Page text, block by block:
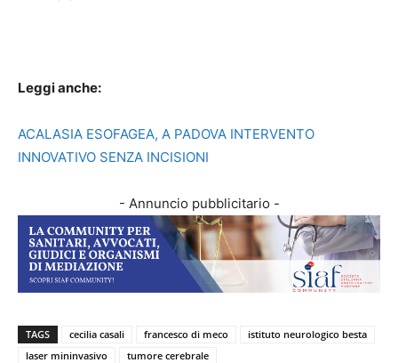
Leggi anche:
ACALASIA ESOFAGEA, A PADOVA INTERVENTO
INNOVATIVO SENZA INCISIONI
- Annuncio pubblicitario -
TAGS cecilia casali francesco di meco
istituto neurologico besta
laser mininvasivo
tumore cerebrale